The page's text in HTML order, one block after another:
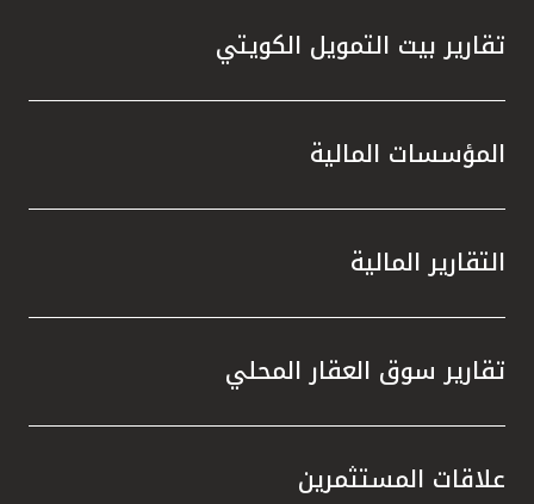
تقارير بيت التمويل الكويتي
المؤسسات المالية
التقارير المالية
تقارير سوق العقار المحلي
علاقات المستثمرين